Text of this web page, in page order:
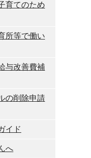
育てのため
所等で働い
与改善費補
の削除申請
イド
へ